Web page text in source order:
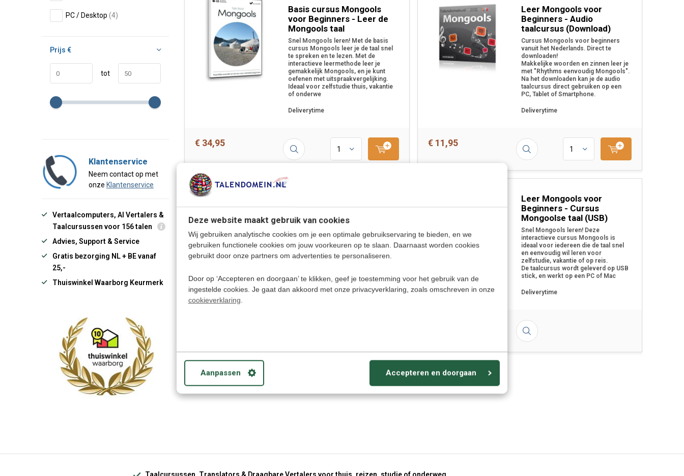
Deze website maakt gebruik van cookies
Wij gebruiken analytische cookies om je een optimale gebruikservaring te bieden, en we
gebruiken functionele cookies om jouw voorkeuren op te slaan. Daarnaast worden cookies
gebruikt door onze partners om advertenties te personaliseren.
Door op ‘Accepteren en doorgaan’ te klikken, geef je toestemming voor het gebruik van de
ingestelde cookies. Je gaat dan akkoord met onze privacyverklaring, zoals omschreven in onze
cookieverklaring.
Aanpassen Accepteren en doorgaan
Basis cursus Mongools
voor Beginners - Leer de
Mongools taal
Snel Mongools leren! Met de basis
cursus Mongools leer je de taal snel
te spreken en te lezen. Met de
interactieve leermethode leer je
gemakkelijk Mongools, en je kunt
oefenen met uitspraakvergelijking.
Ideaal voor zelfstudie thuis, vakantie
of onderwe
Deliverytime
€ 34,95
Leer Mongools voor
Beginners - Audio
taalcursus (Download)
Cursus Mongools voor beginners
vanuit het Nederlands. Direct te
downloaden!
Makkelijke woorden en zinnen leer je
met "Rhythms eenvoudig Mongools".
Na het downloaden kan je de audio
taalcursus direct gebruiken op een
PC, Tablet of Smartphone.
Deliverytime
€ 11,95
Complete cursus
Moongools
Eenvoudig Mongools leren op je PC,
Tablet en Smartphone. Effectief, leuk
en met onmiddellijk resultaat. Deze
online taalcursus is ook zonder
internet te gebruiken. Start vandaag
AKTIE
Leer Mongools voor
Beginners - Cursus
Mongoolse taal (USB)
Snel Mongools leren! Deze
interactieve cursus Mongools is
ideaal voor iedereen die de taal snel
en eenvoudig wil leren voor
zelfstudie, vakantie of op reis.
De taalcursus wordt geleverd op USB
stick, en werkt op een PC of Mac
Deliverytime
PC / Desktop (4)
Prijs €
tot
Klantenservice
Neem contact op met
onze Klantenservice
Vertaalcomputers, AI Vertalers &
Taalcursussen voor 156 talen
Advies, Support & Service
Gratis bezorging NL + BE vanaf
25,-
Thuiswinkel Waarborg Keurmerk
Taalcursussen, Translators & Draagbare Vertalers voor thuis, reizen, studie of onderweg